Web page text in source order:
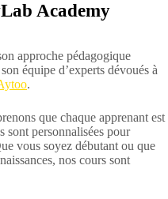
Academy
approche pédagogique
équipe d’experts dévoués à
.
que chaque apprenant est
sont personnalisées pour
vous soyez débutant ou que
nos cours sont